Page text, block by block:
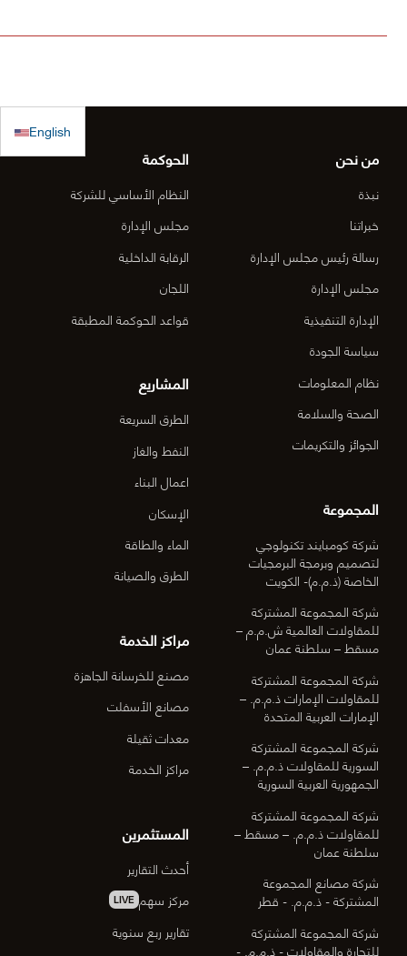
بالترسية بعد
منطقة
English
من نحن
نبذة
خبراتنا
رسالة رئيس مجلس الإدارة
مجلس الإدارة
الإدارة التنفيذية
سياسة الجودة
نظام المعلومات
الصحة والسلامة
الجوائز والتكريمات
المجموعة
شركة كومبايند تكنولوجي
لتصميم وبرمجة البرمجيات
الخاصة (ذ.م.م)- الكويت
شركة المجموعة المشتركة
للمقاولات العالمية ش.م.م –
مسقط – سلطنة عمان
شركة المجموعة المشتركة
للمقاولات الإمارات ذ.م.م. –
الإمارات العربية المتحدة
شركة المجموعة المشتركة
السورية للمقاولات ذ.م.م. –
الجمهورية العربية السورية
شركة المجموعة المشتركة
للمقاولات ذ.م.م. – مسقط –
سلطنة عمان
شركة مصانع المجموعة
المشتركة - ذ.م.م. - قطر
شركة المجموعة المشتركة
للتجارة والمقاولات - ذ.م.م. -
الحوكمة
النظام الأساسي للشركة
مجلس الإدارة
الرقابة الداخلية
اللجان
قواعد الحوكمة المطبقة
المشاريع
الطرق السريعة
النفط والغاز
اعمال البناء
الإسكان
الماء والطاقة
الطرق والصيانة
مراكز الخدمة
مصنع للخرسانة الجاهزة
مصانع الأسفلت
معدات ثقيلة
مراكز الخدمة
المستثمرين
أحدث التقارير
مركز سهم LIVE
تقارير ربع سنوية